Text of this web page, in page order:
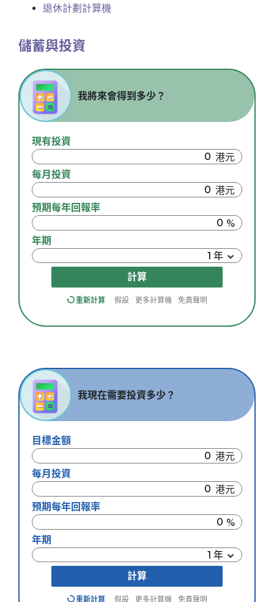
退休計劃計算機
儲蓄與投資
我將來會得到多少？
現有投資
每月投資
預期每年回報率
年期
計算
重新計算 假設 更多計算機 免責聲明
我現在需要投資多少？
目標金額
每月投資
預期每年回報率
年期
計算
重新計算 假設 更多計算機 免責聲明